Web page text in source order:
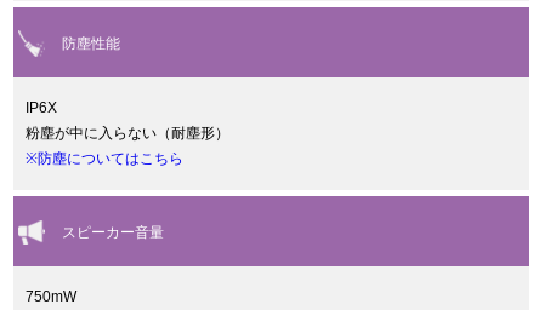
防塵性能
IP6X
粉塵が中に入らない（耐塵形）
※防塵についてはこちら
スピーカー音量
750mW